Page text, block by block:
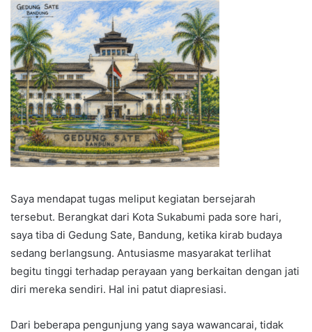
Saya mendapat tugas meliput kegiatan bersejarah
tersebut. Berangkat dari Kota Sukabumi pada sore hari,
saya tiba di Gedung Sate, Bandung, ketika kirab budaya
sedang berlangsung. Antusiasme masyarakat terlihat
begitu tinggi terhadap perayaan yang berkaitan dengan jati
diri mereka sendiri. Hal ini patut diapresiasi.
Dari beberapa pengunjung yang saya wawancarai, tidak